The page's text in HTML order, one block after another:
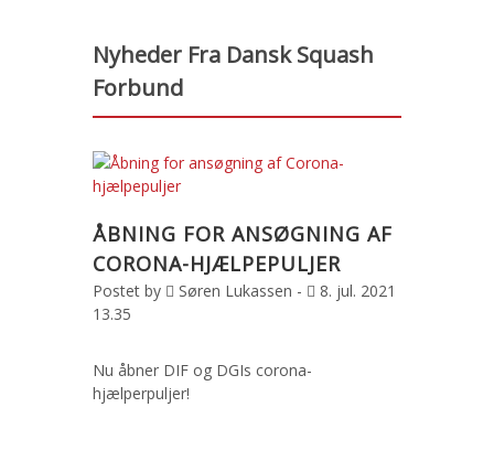
Nyheder Fra Dansk Squash
Forbund
ÅBNING FOR ANSØGNING AF
CORONA-HJÆLPEPULJER
Postet by Søren Lukassen -
8. jul. 2021
13.35
Nu åbner DIF og DGIs corona-
hjælperpuljer!